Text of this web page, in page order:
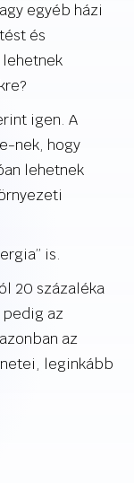
egyéb házi
és
lehetnek
igen. A
nek, hogy
lehetnek
is.
20 százaléka
pedig az
az
leginkább